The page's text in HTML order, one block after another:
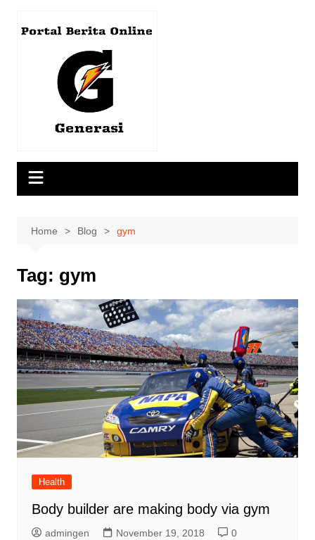
Home Blog gym
Tag: gym
Health
Body builder are making body via gym
admingen November 19, 2018 0